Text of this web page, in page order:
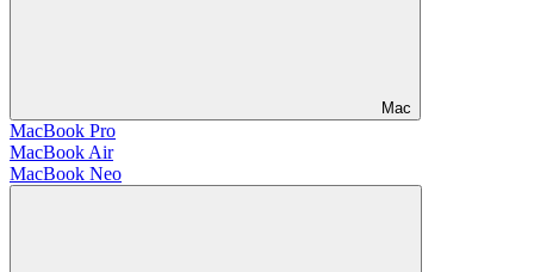
Mac
MacBook Pro
MacBook Air
MacBook Neo